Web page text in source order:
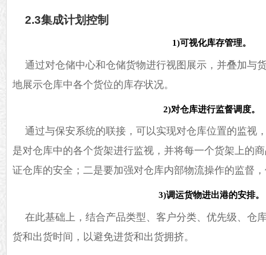
2.3集成计划控制
1)可视化库存管理。
通过对仓储中心和仓储货物进行视图展示，并叠加与
地展示仓库中各个货位的库存状况。
2)对仓库进行监督调度。
通过与保安系统的联接，可以实现对仓库位置的监视
是对仓库中的各个货架进行监视，并将每一个货架上的
证仓库的安全；二是要加强对仓库内部物流操作的监督
3)调运货物进出港的安排。
在此基础上，结合产品类型、客户分类、优先级、仓
货和出货时间，以避免进货和出货拥挤。